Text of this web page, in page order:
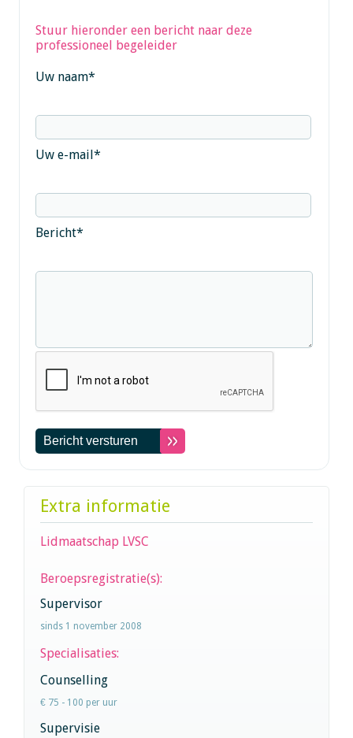
Stuur hieronder een bericht naar deze
professioneel begeleider
Uw naam*
Uw e-mail*
Bericht*
Extra informatie
Lidmaatschap LVSC
Beroepsregistratie(s):
Supervisor
sinds 1 november 2008
Specialisaties:
Counselling
€ 75 - 100 per uur
Supervisie